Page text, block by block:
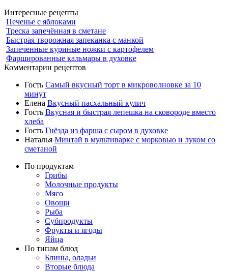
Интересные рецепты
Печенье с яблоками
Треска запечённая в сметане
Быстрая творожная запеканка с манкой
Запеченные куриные ножки с картофелем
Фаршированные кальмары в духовке
Комментарии рецептов
Гость Самый вкусный торт в микроволновке за 10
минут
Елена Вкусный пасхальный кулич
Гость Вкусная и быстрая лепешка на сковороде вместо
хлеба
Гость Гнёзда из фарша с сыром в духовке
Наталья Минтай в мультиварке с морковью и луком со
сметаной
По продуктам
Грибы
Молочные продукты
Мясо
Овощи
Рыба
Субпродукты
Фрукты и ягоды
Яйца
По типам блюд
Блины, оладьи
Вторые блюда